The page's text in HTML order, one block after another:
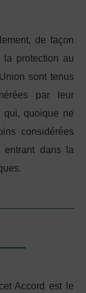
de façon
protection au
sont tenus
par leur
qui, quoique ne
considérées
entrant dans la
Accord est le